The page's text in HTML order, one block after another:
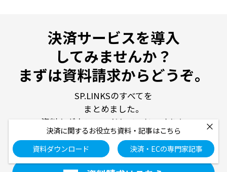
×
決済に関するお役立ち資料・記事はこちら
資料ダウンロード
決済・ECの専門家記事
決済サービスを導入
してみませんか？
まずは資料請求からどうぞ。
SP.LINKSのすべてを
まとめました。
資料をダウンロードして、じっくりと
ご検討ください。